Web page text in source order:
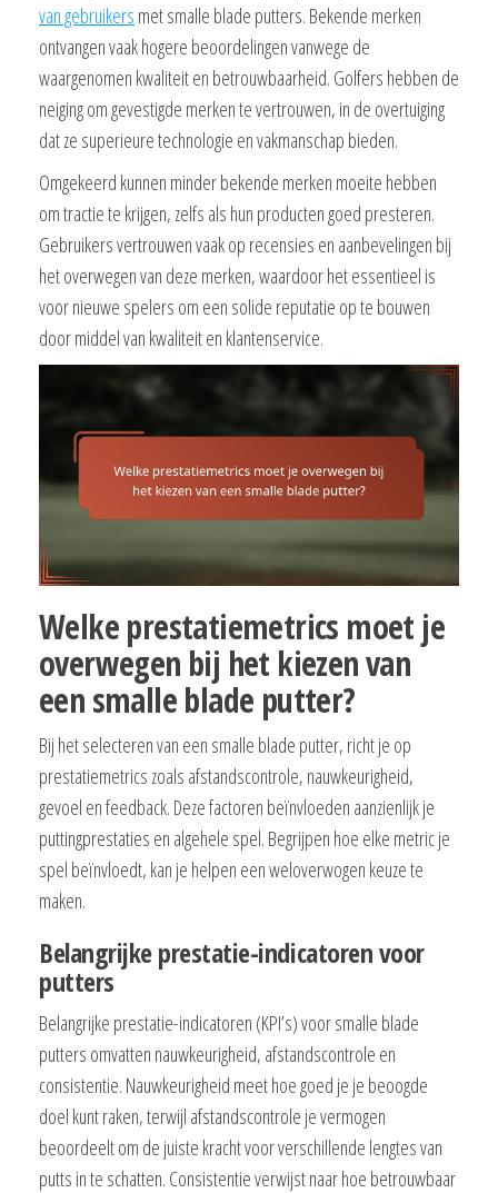
van gebruikers met smalle blade putters. Bekende merken
ontvangen vaak hogere beoordelingen vanwege de
waargenomen kwaliteit en betrouwbaarheid. Golfers hebben de
neiging om gevestigde merken te vertrouwen, in de overtuiging
dat ze superieure technologie en vakmanschap bieden.
Omgekeerd kunnen minder bekende merken moeite hebben
om tractie te krijgen, zelfs als hun producten goed presteren.
Gebruikers vertrouwen vaak op recensies en aanbevelingen bij
het overwegen van deze merken, waardoor het essentieel is
voor nieuwe spelers om een solide reputatie op te bouwen
door middel van kwaliteit en klantenservice.
Welke prestatiemetrics moet je
overwegen bij het kiezen van
een smalle blade putter?
Bij het selecteren van een smalle blade putter, richt je op
prestatiemetrics zoals afstandscontrole, nauwkeurigheid,
gevoel en feedback. Deze factoren beïnvloeden aanzienlijk je
puttingprestaties en algehele spel. Begrijpen hoe elke metric je
spel beïnvloedt, kan je helpen een weloverwogen keuze te
maken.
Belangrijke prestatie-indicatoren voor
putters
Belangrijke prestatie-indicatoren (KPI’s) voor smalle blade
putters omvatten nauwkeurigheid, afstandscontrole en
consistentie. Nauwkeurigheid meet hoe goed je je beoogde
doel kunt raken, terwijl afstandscontrole je vermogen
beoordeelt om de juiste kracht voor verschillende lengtes van
putts in te schatten. Consistentie verwijst naar hoe betrouwbaar